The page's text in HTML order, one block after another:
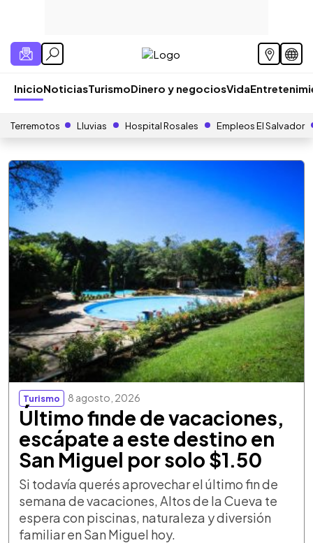
InicioNoticiasTurismoDinero y negociosVida
Terremotos Lluvias Hospital Rosales Empleos El Salvador
Turismo 8 agosto, 2026
Último finde de vacaciones,
escápate a este destino en
San Miguel por solo $1.50
Si todavía querés aprovechar el último fin de
semana de vacaciones, Altos de la Cueva te
espera con piscinas, naturaleza y diversión
familiar en San Miguel hoy.